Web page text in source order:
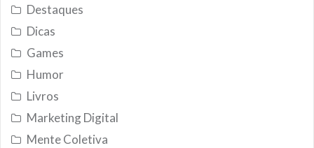
Destaques
Dicas
Games
Humor
Livros
Marketing Digital
Mente Coletiva